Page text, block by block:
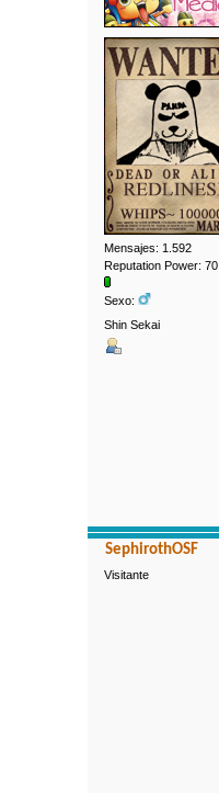
Mensajes: 1.592
Reputation Power: 70
Sexo:
Shin Sekai
SephirothOSF
Visitante